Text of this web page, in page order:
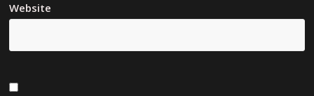
Website